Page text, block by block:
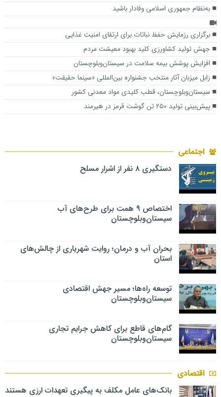
به‌نظام جمهوری اسلامی وفادار باشید
برگزاری رزمایش حفظ نباتات برای ارتقای امنیت غذایی
جهش تولید کشاورزی کلید بهبود معیشت مردم
افزایش پوشش بیمه سلامت در سیستان‌وبلوچستان
زابل میزبان آثار منتخب جشنواره بین‌المللی «سینما حقیقت»
سیستان‌وبلوچستان، قطب کلیدی مواد معدنی کشور
پیش‌بینی تولید ۲۵۰ تن گوشت قرمز در هیرمند
اجتماعی
دستگیری ۸ نفر از اشرار مسلح
اختصاص ۹ همت برای طرح‌های آب
سیستان‌وبلوچستان
بحران آب و درمان؛ روایت شهریاری از چالش‌های
استان
توسعه راه‌ها؛ مسیر جهش اقتصادی
سیستان‌وبلوچستان
گام‌های قاطع برای کاهش جرایم تجاری
سیستان‌وبلوچستان
اقتصادی
بانک‌های عامل مکلف به پیگیری تعهدات ارزی هستند